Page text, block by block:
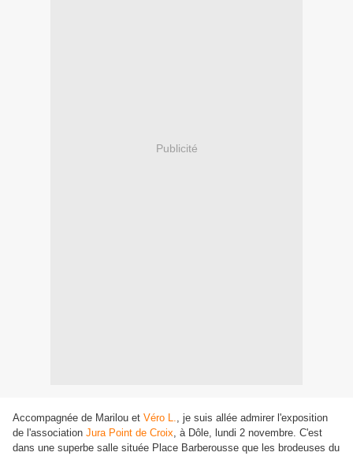
Publicité
Accompagnée de Marilou et Véro L., je suis allée admirer l'exposition
de l'association Jura Point de Croix, à Dôle, lundi 2 novembre. C'est
dans une superbe salle située Place Barberousse que les brodeuses du